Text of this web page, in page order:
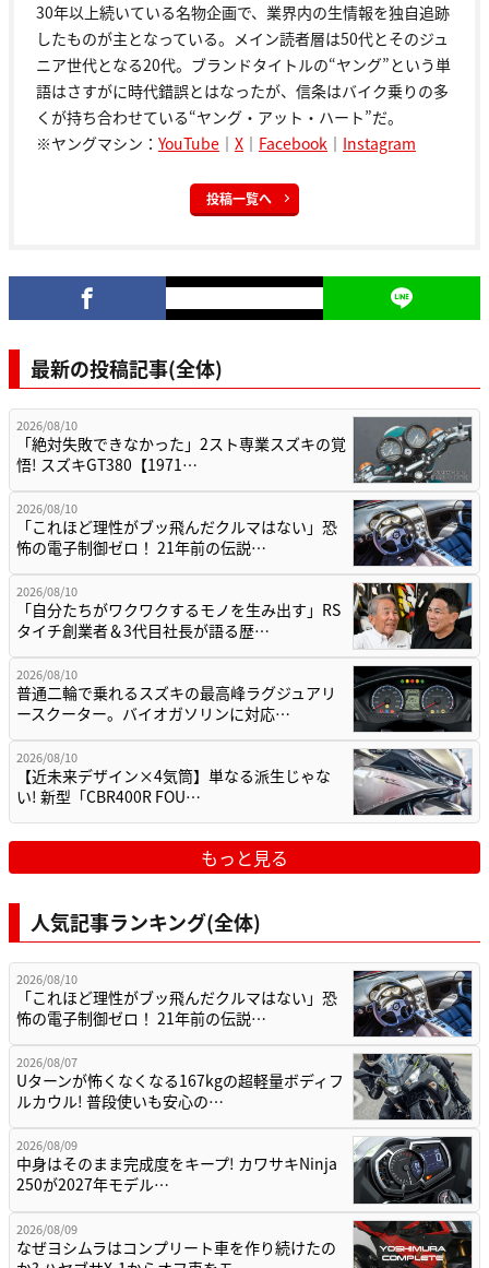
30年以上続いている名物企画で、業界内の生情報を独自追跡
したものが主となっている。メイン読者層は50代とそのジュ
ニア世代となる20代。ブランドタイトルの“ヤング”という単
語はさすがに時代錯誤とはなったが、信条はバイク乗りの多
くが持ち合わせている“ヤング・アット・ハート”だ。
※ヤングマシン： YouTube ｜ X ｜ Facebook ｜ Instagram
投稿一覧へ
最新の投稿記事(全体)
2026/08/10
「絶対失敗できなかった」2スト専業スズキの覚
悟! スズキGT380【1971…
2026/08/10
「これほど理性がブッ飛んだクルマはない」恐
怖の電子制御ゼロ！ 21年前の伝説…
2026/08/10
「自分たちがワクワクするモノを生み出す」RS
タイチ創業者＆3代目社長が語る歴…
2026/08/10
普通二輪で乗れるスズキの最高峰ラグジュアリ
ースクーター。バイオガソリンに対応…
2026/08/10
【近未来デザイン×4気筒】単なる派生じゃな
い! 新型「CBR400R FOU…
もっと見る
人気記事ランキング(全体)
2026/08/10
「これほど理性がブッ飛んだクルマはない」恐
怖の電子制御ゼロ！ 21年前の伝説…
2026/08/07
Uターンが怖くなくなる167kgの超軽量ボディフ
ルカウル! 普段使いも安心の…
2026/08/09
中身はそのまま完成度をキープ! カワサキNinja
250が2027年モデル…
2026/08/09
なぜヨシムラはコンプリート車を作り続けたの